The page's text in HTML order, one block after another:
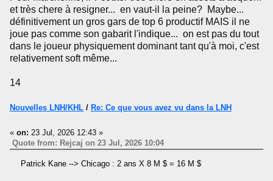
et très chere à resigner... en vaut-il la peine? Maybe...
définitivement un gros gars de top 6 productif MAIS il ne
joue pas comme son gabarit l'indique... on est pas du tout
dans le joueur physiquement dominant tant qu'à moi, c'est
relativement soft même...
14
Nouvelles LNH/KHL / Re: Ce que vous avez vu dans la LNH
« on: 23 Jul, 2026 12:43 »
Quote from: Rejcaj on 23 Jul, 2026 10:04
Patrick Kane --> Chicago : 2 ans X 8 M $ = 16 M $